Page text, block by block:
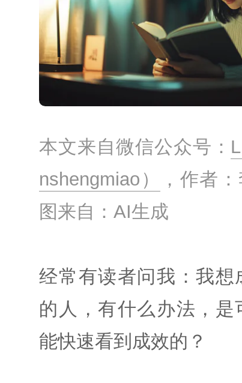
本文来自微信公众号：
nshengmiao）
，作者
图来自：AI生成
经常有读者问我：我想
的人，有什么办法，是
能快速看到成效的？